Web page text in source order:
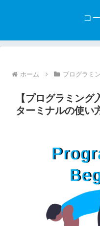
コ
ホーム プログラミ
【プログラミン
ターミナルの使い